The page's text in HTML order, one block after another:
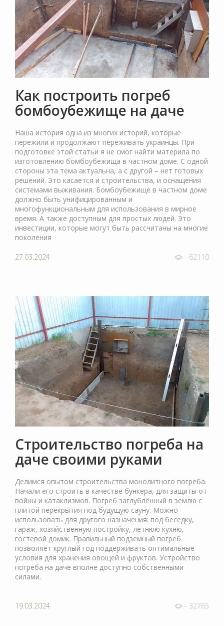
Как построить погреб
бомбоубежище на даче
Наша история одна из многих историй, которые
пережили и продолжают переживать украинцы. При
подготовке этой статьи я не смог найти материла по
изготовлению бомбоубежища в частном доме. С одной
стороны эта тема актуальна, а с другой – нет готовых
решений. Это касается и строительства, и оснащения
системами выживания. Бомбоубежище в частном доме
должно быть унифицированным и
многофункциональным для использования в мирное
время. А также доступным для простых людей. Это
инвестиции, которые могут быть рассчитаны на многие
поколения
27.03.2024 - 62110
Строительство погреба на
даче своими руками
Делимся опытом строительства монолитного погреба.
Начали его строить в качестве бункера, для защиты от
войны и катаклизмов. Погреб заглублённый в землю с
плитой перекрытия под будущую сауну. Можно
использовать для другого назначения: под беседку,
гараж, хозяйственную постройку, летнюю кухню,
гостевой домик. Правильный подземный погреб
позволяет круглый год поддерживать оптимальные
условия для хранения овощей и фруктов. Устройство
погреба на даче вполне доступно собственными
силами.
19.03.2024 - 32765